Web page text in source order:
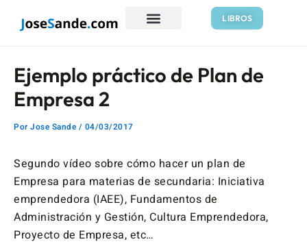
LIBROS
Ejemplo práctico de Plan de
Empresa 2
Por Jose Sande / 04/03/2017
Segundo vídeo sobre cómo hacer un plan de
Empresa para materias de secundaria: Iniciativa
emprendedora (IAEE), Fundamentos de
Administración y Gestión, Cultura Emprendedora,
Proyecto de Empresa, etc…
de